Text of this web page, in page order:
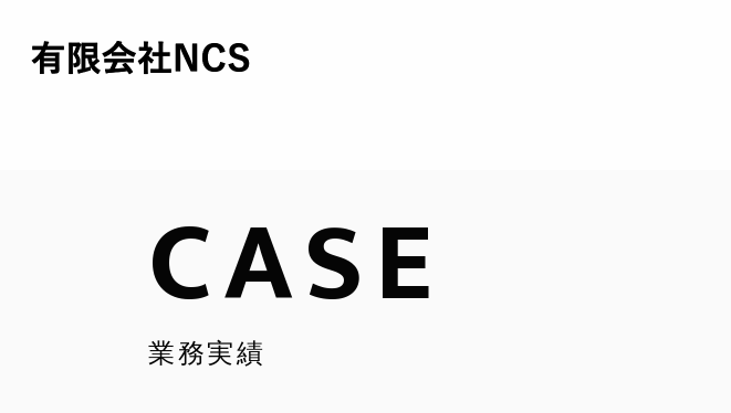
CASE
業務実績